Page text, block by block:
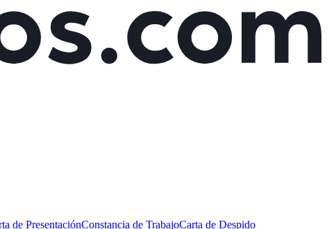
de PresentaciónConstancia de TrabajoCarta de Despido